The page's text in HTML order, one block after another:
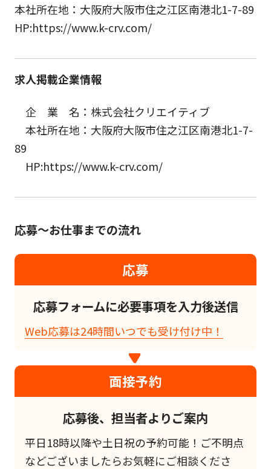
本社所在地：大阪府大阪市住之江区南港北1-7-89
HP:https://www.k-crv.com/
求人掲載企業情報
企 業 名：株式会社クリエイティブ
本社所在地：大阪府大阪市住之江区南港北1-7-
89
HP:https://www.k-crv.com/
応募～お仕事までの流れ
応募
応募フォームに必要事項を入力後送信
Web応募は24時間いつでも受け付け中！
面接予約
応募後、担当者よりご案内
平日18時以降や土日祝の予約可能！ご不明点
などございましたらお気軽にご相談くださ